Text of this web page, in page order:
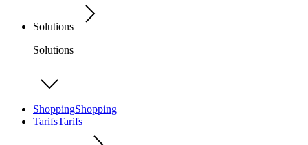
Solutions
Solutions
ShoppingShopping
TarifsTarifs